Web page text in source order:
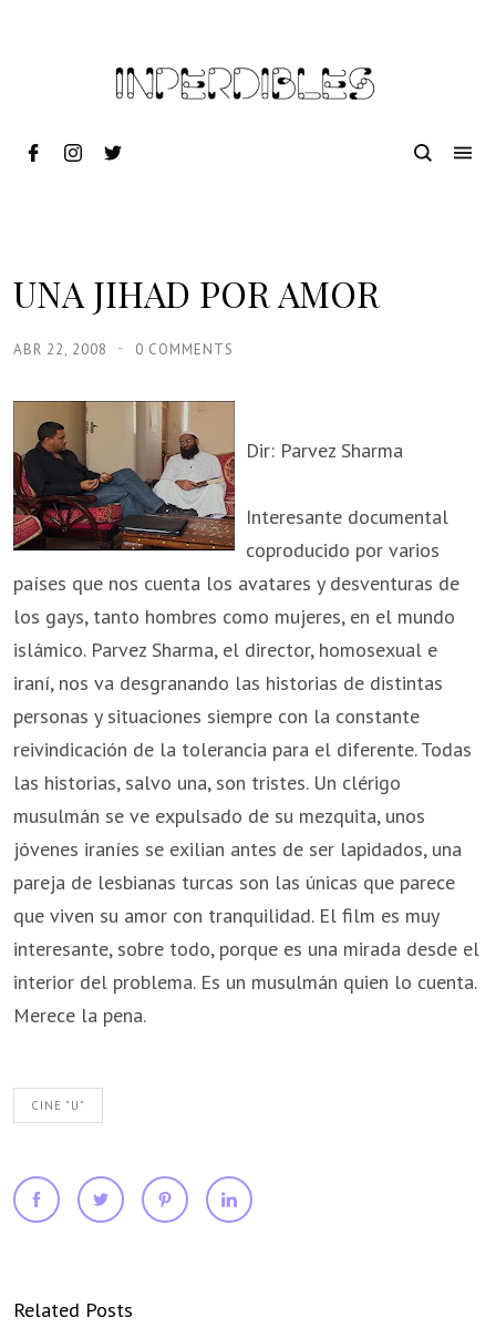
UNA JIHAD POR AMOR
ABR 22, 2008 0 COMMENTS
Dir: Parvez Sharma
Interesante documental
coproducido por varios
países que nos cuenta los avatares y desventuras de
los gays, tanto hombres como mujeres, en el mundo
islámico. Parvez Sharma, el director, homosexual e
iraní, nos va desgranando las historias de distintas
personas y situaciones siempre con la constante
reivindicación de la tolerancia para el diferente. Todas
las historias, salvo una, son tristes. Un clérigo
musulmán se ve expulsado de su mezquita, unos
jóvenes iraníes se exilian antes de ser lapidados, una
pareja de lesbianas turcas son las únicas que parece
que viven su amor con tranquilidad. El film es muy
interesante, sobre todo, porque es una mirada desde el
interior del problema. Es un musulmán quien lo cuenta.
Merece la pena.
CINE "U"
Related Posts